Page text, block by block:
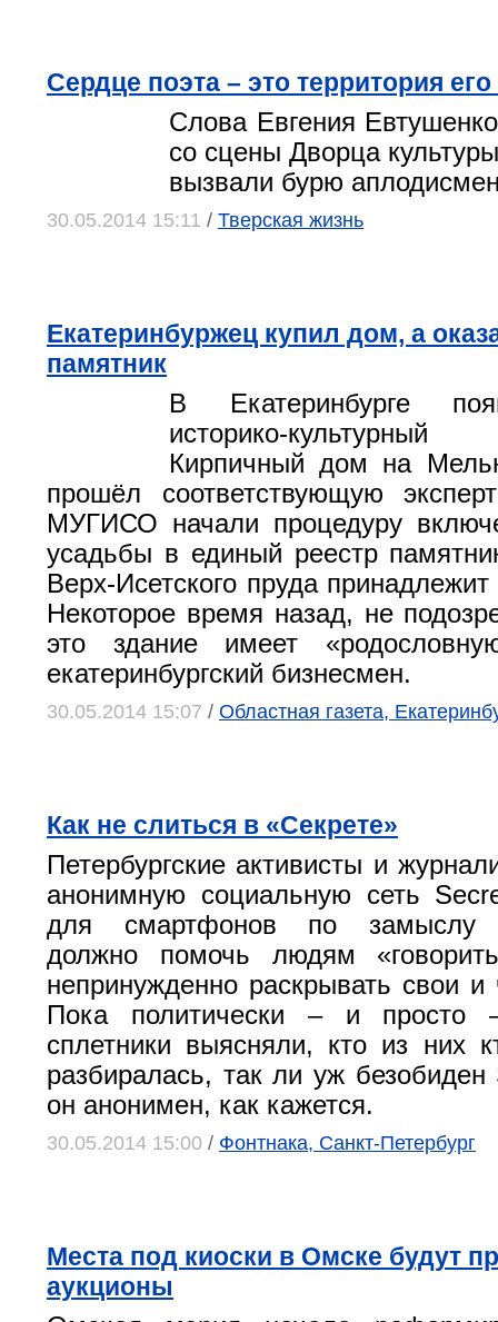
Сердце поэта – это территория
Слова Евгения
со сцены Дворца
вызвали бурю
30.05.2014 15:11 / Тверская жизнь
Екатеринбуржец купил дом, а
памятник
В Екатеринбурге
историко-
Кирпичный дом на
прошёл соответствующую
МУГИСО начали процедуру
усадьбы в единый реестр
Верх-Исетского пруда
Некоторое время назад, не
это здание имеет
екатеринбургский бизнесмен.
30.05.2014 15:07 / Областная газета,
Как не слиться в «Секрете»
Петербургские активисты и
анонимную социальную сеть
для смартфонов по замыслу
должно помочь людям
непринужденно раскрывать свои и
Пока политически – и просто
сплетники выясняли, кто из них
разбиралась, так ли уж
он анонимен, как кажется.
30.05.2014 15:00 / Фонтнака, Санкт-Петербург
Места под киоски в Омске будут
аукционы